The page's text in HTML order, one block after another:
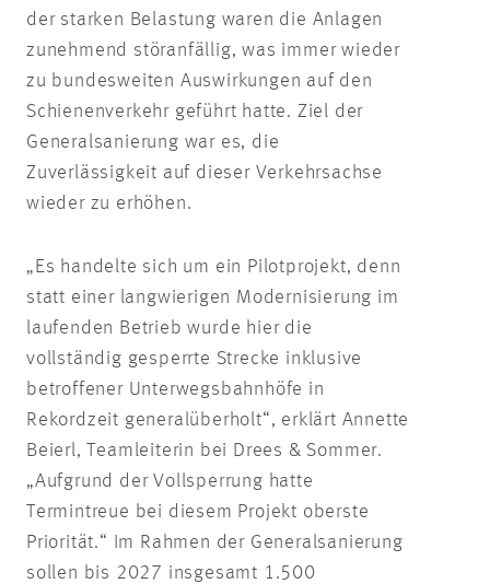
der starken Belastung waren die Anlagen
zunehmend störanfällig, was immer wieder
zu bundesweiten Auswirkungen auf den
Schienenverkehr geführt hatte. Ziel der
Generalsanierung war es, die
Zuverlässigkeit auf dieser Verkehrsachse
wieder zu erhöhen.
„Es handelte sich um ein Pilotprojekt, denn
statt einer langwierigen Modernisierung im
laufenden Betrieb wurde hier die
vollständig gesperrte Strecke inklusive
betroffener Unterwegsbahnhöfe in
Rekordzeit generalüberholt“, erklärt Annette
Beierl, Teamleiterin bei Drees & Sommer.
„Aufgrund der Vollsperrung hatte
Termintreue bei diesem Projekt oberste
Priorität.“ Im Rahmen der Generalsanierung
sollen bis 2027 insgesamt 1.500